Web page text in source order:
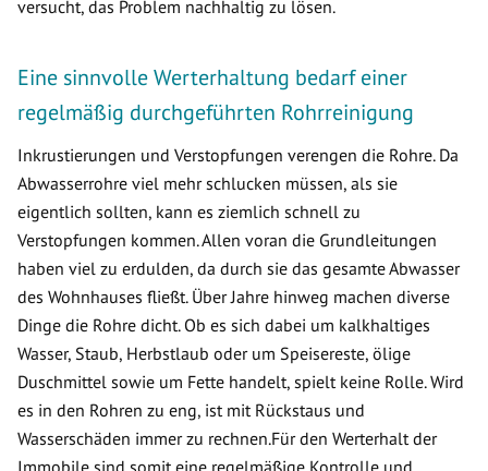
versucht, das Problem nachhaltig zu lösen.
Eine sinnvolle Werterhaltung bedarf einer
regelmäßig durchgeführten Rohrreinigung
Inkrustierungen und Verstopfungen verengen die Rohre. Da
Abwasserrohre viel mehr schlucken müssen, als sie
eigentlich sollten, kann es ziemlich schnell zu
Verstopfungen kommen. Allen voran die Grundleitungen
haben viel zu erdulden, da durch sie das gesamte Abwasser
des Wohnhauses fließt. Über Jahre hinweg machen diverse
Dinge die Rohre dicht. Ob es sich dabei um kalkhaltiges
Wasser, Staub, Herbstlaub oder um Speisereste, ölige
Duschmittel sowie um Fette handelt, spielt keine Rolle. Wird
es in den Rohren zu eng, ist mit Rückstaus und
Wasserschäden immer zu rechnen.Für den Werterhalt der